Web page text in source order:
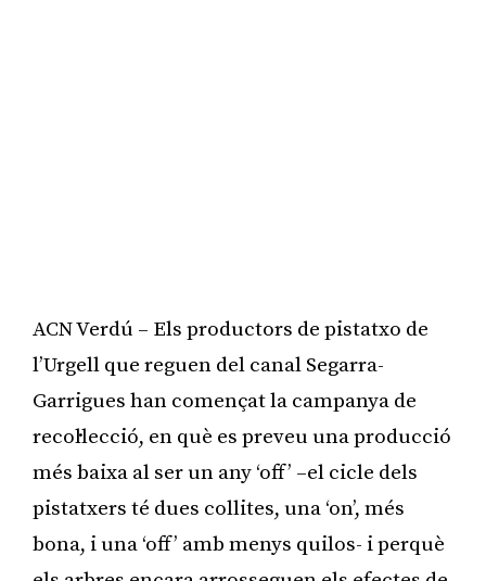
ACN Verdú – Els productors de pistatxo de
l’Urgell que reguen del canal Segarra-
Garrigues han començat la campanya de
recol·lecció, en què es preveu una producció
més baixa al ser un any ‘off’ –el cicle dels
pistatxers té dues collites, una ‘on’, més
bona, i una ‘off’ amb menys quilos- i perquè